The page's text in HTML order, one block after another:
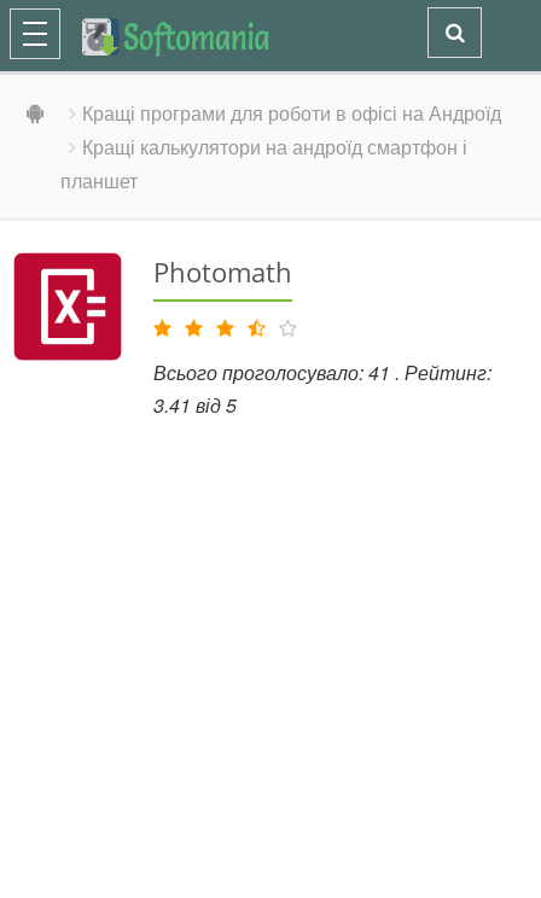
Кращі програми для роботи в офісі на Андроїд
Кращі калькулятори на андроїд смартфон і
планшет
Photomath
Всього проголосувало:41 . Рейтинг:
3.41 від5